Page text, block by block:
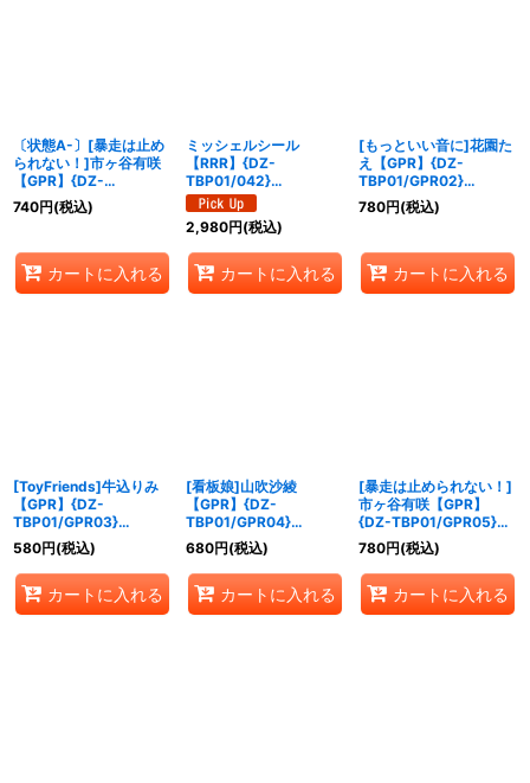
〔状態A-〕[暴走は止め
られない！]市ヶ谷有咲
【GPR】{DZ-
TBP01/GPR05}
《BanGDream!》
740円(税込)
カートに入れる
ミッシェルシール
【RRR】{DZ-
TBP01/042}
《BanGDream!》
2,980円(税込)
カートに入れる
[もっといい音に]花園た
え【GPR】{DZ-
TBP01/GPR02}
《BanGDream!》
780円(税込)
カートに入れる
[ToyFriends]牛込りみ
【GPR】{DZ-
TBP01/GPR03}
《BanGDream!》
580円(税込)
カートに入れる
[看板娘]山吹沙綾
【GPR】{DZ-
TBP01/GPR04}
《BanGDream!》
680円(税込)
カートに入れる
[暴走は止められない！]
市ヶ谷有咲【GPR】
{DZ-TBP01/GPR05}
《BanGDream!》
780円(税込)
カートに入れる